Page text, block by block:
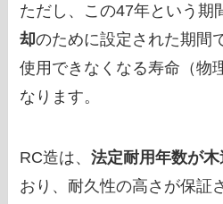
ただし、この47年という期
却のために設定された期間
使用できなくなる寿命（物
なります。
RC造は、法定耐用年数が
おり、耐久性の高さが保証